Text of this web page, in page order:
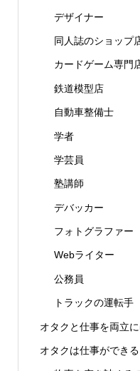
デザイナー
同人誌のショップ
カードゲーム専門
鉄道模型店
自動車整備士
学者
学芸員
塾講師
デバッカー
フォトグラファー
Webライター
公務員
トラックの運転手
オタクと仕事を両立に
オタクは仕事ができ